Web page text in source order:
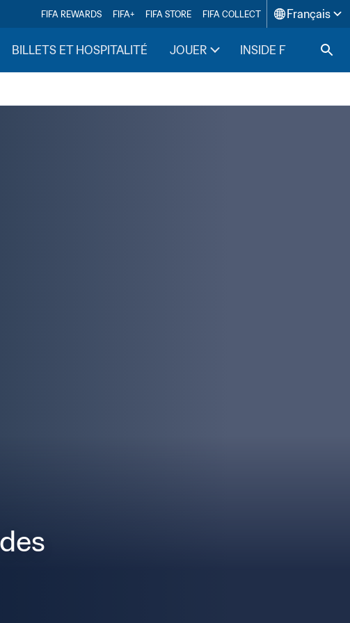
FIFA REWARDS FIFA+ FIFA STORE FIFA COLLECT Français
BILLETS ET HOSPITALITÉ JOUER INSIDE FIFA